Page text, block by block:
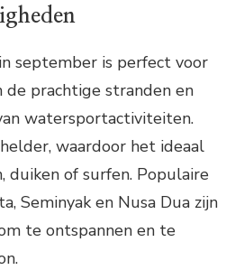
september is perfect voor
de prachtige stranden en
watersportactiviteiten.
waardoor het ideaal
duiken of surfen. Populaire
Seminyak en Nusa Dua zijn
te ontspannen en te